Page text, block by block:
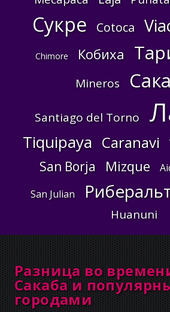
Сукре Cotoca
Chimore Кобиха
Mineros
Santiago del Torno
Tiquipaya Caranavi
San Borja Mizque
San Julian
Huanuni
Разница во
Сакаба и
городами